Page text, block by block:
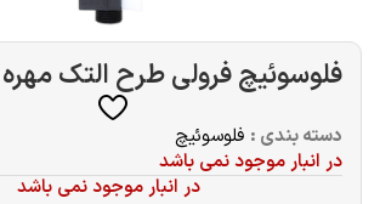
فلوسوئیچ فرولی طرح التک
دسته بندی : فلوسوئیچ
در انبار موجود نمی باشد
در انبار موجود نمی باشد